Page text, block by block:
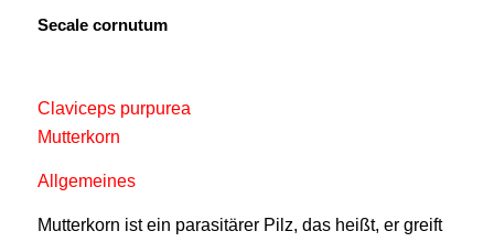
Secale cornutum
Claviceps purpurea
Mutterkorn
Allgemeines
Mutterkorn ist ein parasitärer Pilz, das heißt, er greift